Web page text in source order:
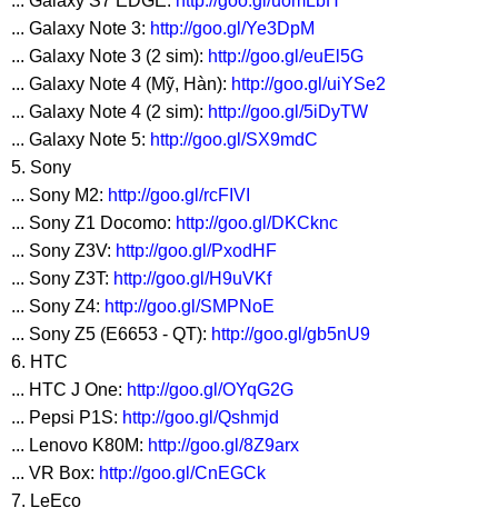
... Galaxy Note 3: http://goo.gl/Ye3DpM
... Galaxy Note 3 (2 sim): http://goo.gl/euEl5G
... Galaxy Note 4 (Mỹ, Hàn): http://goo.gl/uiYSe2
... Galaxy Note 4 (2 sim): http://goo.gl/5iDyTW
... Galaxy Note 5: http://goo.gl/SX9mdC
5. Sony
... Sony M2: http://goo.gl/rcFIVI
... Sony Z1 Docomo: http://goo.gl/DKCknc
... Sony Z3V: http://goo.gl/PxodHF
... Sony Z3T: http://goo.gl/H9uVKf
... Sony Z4: http://goo.gl/SMPNoE
... Sony Z5 (E6653 - QT): http://goo.gl/gb5nU9
6. HTC
... HTC J One: http://goo.gl/OYqG2G
... Pepsi P1S: http://goo.gl/Qshmjd
... Lenovo K80M: http://goo.gl/8Z9arx
... VR Box: http://goo.gl/CnEGCk
7. LeEco